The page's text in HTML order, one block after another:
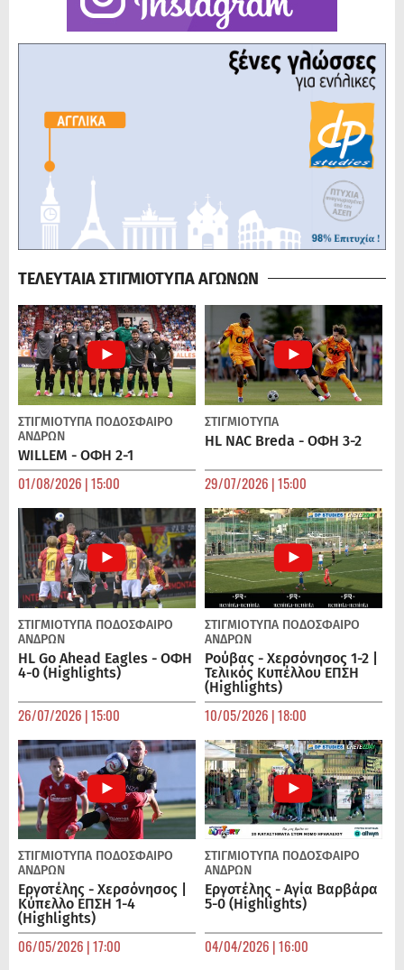
ΤΕΛΕΥΤΑΙΑ ΣΤΙΓΜΙΟΤΥΠΑ ΑΓΩΝΩΝ
ΣΤΙΓΜΙΟΤΥΠΑ ΠΟΔΌΣΦΑΙΡΟ
ΑΝΔΡΏΝ
WILLEM - ΟΦΗ 2-1
01/08/2026 | 15:00
ΣΤΙΓΜΙΟΤΥΠΑ
HL NAC Breda - ΟΦΗ 3-2
29/07/2026 | 15:00
ΣΤΙΓΜΙΟΤΥΠΑ ΠΟΔΌΣΦΑΙΡΟ
ΑΝΔΡΏΝ
HL Go Ahead Eagles - ΟΦΗ
4-0 (Highlights)
26/07/2026 | 15:00
ΣΤΙΓΜΙΟΤΥΠΑ ΠΟΔΌΣΦΑΙΡΟ
ΑΝΔΡΏΝ
Ρούβας - Χερσόνησος 1-2 |
Τελικός Κυπέλλου ΕΠΣΗ
(Highlights)
10/05/2026 | 18:00
ΣΤΙΓΜΙΟΤΥΠΑ ΠΟΔΌΣΦΑΙΡΟ
ΑΝΔΡΏΝ
Εργοτέλης - Χερσόνησος |
Κύπελλο ΕΠΣΗ 1-4
(Highlights)
06/05/2026 | 17:00
ΣΤΙΓΜΙΟΤΥΠΑ ΠΟΔΌΣΦΑΙΡΟ
ΑΝΔΡΏΝ
Εργοτέλης - Αγία Βαρβάρα
5-0 (Highlights)
04/04/2026 | 16:00